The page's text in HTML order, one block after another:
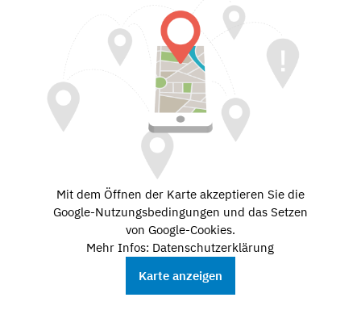
Mit dem Öffnen der Karte akzeptieren Sie die
Google-Nutzungsbedingungen und das Setzen
von Google-Cookies.
Mehr Infos: Datenschutzerklärung
Karte anzeigen